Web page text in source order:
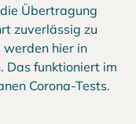
Übertragung
zuverlässig zu
werden hier in
Das funktioniert im
Corona-Tests.